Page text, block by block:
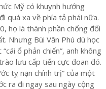
Mỹ có khuynh hướng
quá xa về phía tả phái nữa.
họ là thành phần chống đối
Nhưng Bùi Văn Phú dù học
ổ phản chiến”, anh không
lưu cấp tiến cực đoan đó.
tỵ nạn chính trị” của một
ra đi ngay sau ngày cộng